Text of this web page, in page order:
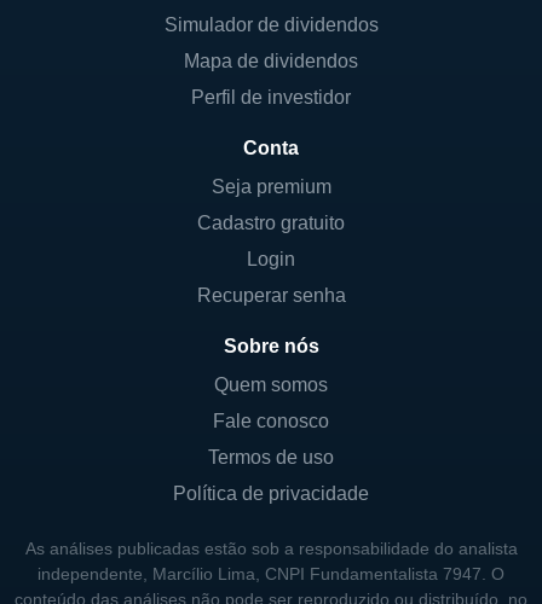
Simulador de dividendos
Mapa de dividendos
Perfil de investidor
Conta
Seja premium
Cadastro gratuito
Login
Recuperar senha
Sobre nós
Quem somos
Fale conosco
Termos de uso
Política de privacidade
As análises publicadas estão sob a responsabilidade do analista
independente, Marcílio Lima, CNPI Fundamentalista 7947. O
conteúdo das análises não pode ser reproduzido ou distribuído, no